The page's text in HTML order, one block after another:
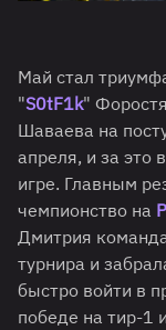
Май стал
"S0tF1k"
Шаваева на
апреля, и за это
игре. Главным
чемпионство на
Дмитрия
турнира и
быстро войти в
победе на тир-1